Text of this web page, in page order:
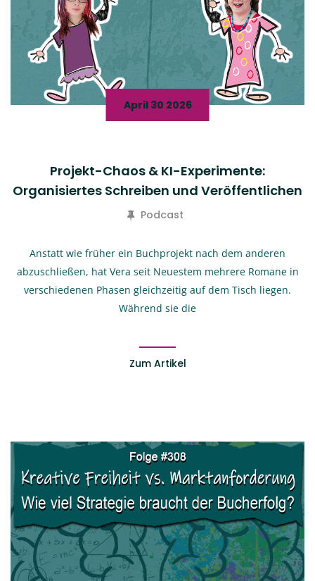
April 30 2026
Projekt-Chaos & KI-Experimente:
Organisiertes Schreiben und Veröffentlichen
Podcast
Anstatt wie früher ein Buchprojekt nach dem anderen
abzuschließen, hat Vera seit Neuestem mehrere Romane in
verschiedenen Phasen gleichzeitig auf dem Tisch liegen.
Während sie die
Zum Artikel